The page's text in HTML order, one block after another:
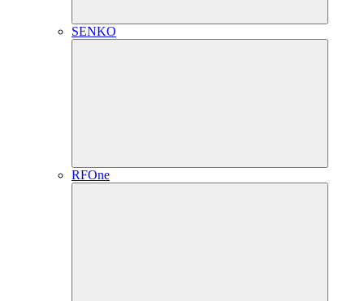
SENKO
RFOne